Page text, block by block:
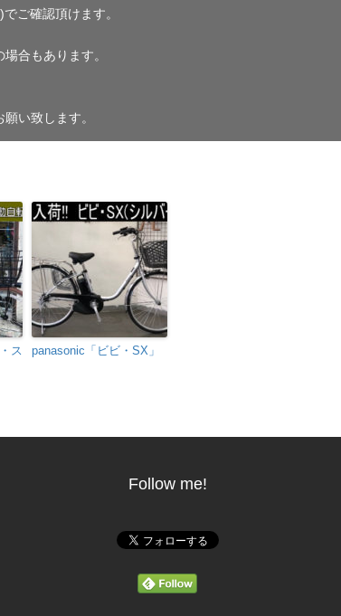
)でご確認頂けます。
合もあります。
い致します。
ス
panasonic「ビビ・SX」
Follow me!